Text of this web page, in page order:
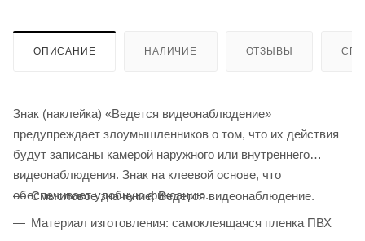
ОПИСАНИЕ НАЛИЧИЕ ОТЗЫВЫ
Знак (наклейка) «Ведется видеонаблюдение»
предупреждает злоумышленников о том, что их действия
будут записаны камерой наружного или внутреннего
видеонаблюдения. Знак на клеевой основе, что
обеспечивает удобную фиксацию.
Смысловое значение: Ведется видеонаблюдение.
Материал изготовления: самоклеящаяся пленка ПВХ